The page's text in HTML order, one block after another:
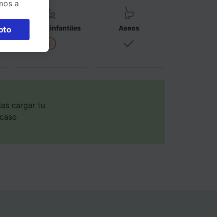
Asientos infantiles Aseos
cargar tu
a
la
las